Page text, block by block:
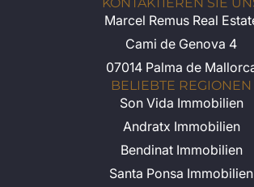
Marcel Remus Real
Cami de Genova 4
07014 Palma de
BELIEBTE REGIONEN
Son Vida Immobilien
Andratx Immobilien
Bendinat Immobilien
Santa Ponsa Immobilien